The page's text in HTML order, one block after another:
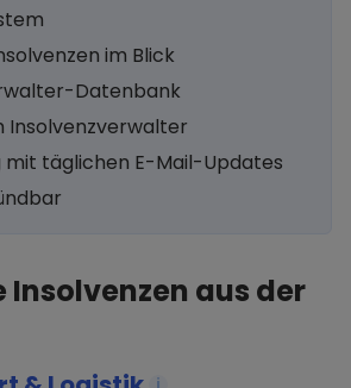
im Blick
Datenbank
Insolvenzverwalter
mit täglichen E-Mail-Updates
Insolvenzen aus der
i